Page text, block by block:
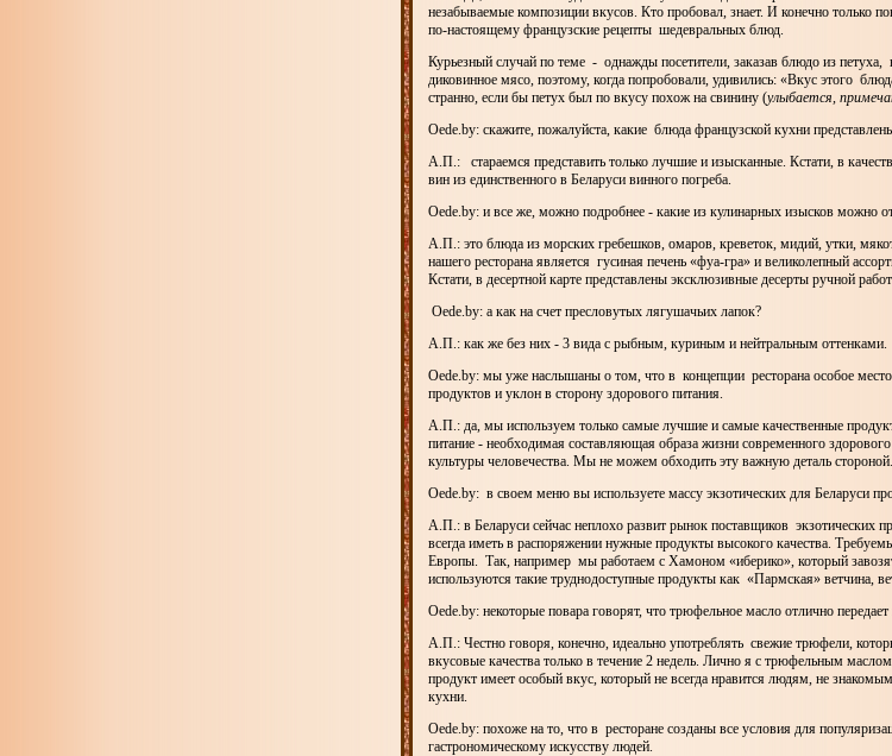
незабываемые композиции вкусов. Кто пробовал, знает. И конечно только
по-настоящему французские рецепты шедевральных блюд.
Курьезный случай по теме - однажды посетители, заказав блюдо из петуха,
диковинное мясо, поэтому, когда попробовали, удивились: «Вкус этого
странно, если бы петух был по вкусу похож на свинину (улыбается,
Oede.by: скажите, пожалуйста, какие блюда французской кухни
А.П.: стараемся представить только лучшие и изысканные. Кстати, в
вин из единственного в Беларуси винного погреба.
Oede.by: и все же, можно подробнее - какие из кулинарных изысков можно
А.П.: это блюда из морских гребешков, омаров, креветок, мидий, утки,
нашего ресторана является гусиная печень «фуа-гра» и великолепный
Кстати, в десертной карте представлены эксклюзивные десерты ручной
Oede.by: а как на счет пресловутых лягушачьих лапок?
А.П.: как же без них - 3 вида с рыбным, куриным и нейтральным оттенками.
Oede.by: мы уже наслышаны о том, что в концепции ресторана особое
продуктов и уклон в сторону здорового питания.
А.П.: да, мы используем только самые лучшие и самые качественные
питание - необходимая составляющая образа жизни современного
культуры человечества. Мы не можем обходить эту важную деталь
Oede.by: в своем меню вы используете массу экзотических для Беларуси
А.П.: в Беларуси сейчас неплохо развит рынок поставщиков экзотических
всегда иметь в распоряжении нужные продукты высокого качества.
Европы. Так, например мы работаем с Хамоном «иберико», который
используются такие труднодоступные продукты как «Пармская» ветчина,
Oede.by: некоторые повара говорят, что трюфельное масло отлично
А.П.: Честно говоря, конечно, идеально употреблять свежие трюфели,
вкусовые качества только в течение 2 недель. Лично я с трюфельным
продукт имеет особый вкус, который не всегда нравится людям, не
кухни.
Oede.by: похоже на то, что в ресторане созданы все условия для
гастрономическому искусству людей.